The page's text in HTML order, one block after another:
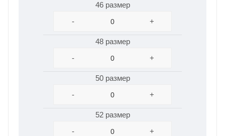
46 размер
-
+
48 размер
-
+
50 размер
-
+
52 размер
-
+